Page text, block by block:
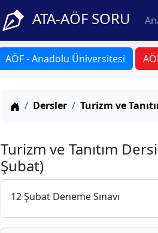
ATA-AÖF SORU
AÖF - Anadolu Üniversitesi
Anasayfa
Dersler Turizm ve
Turizm ve Tanıtım
Şubat)
12 Şubat Deneme Sınavı